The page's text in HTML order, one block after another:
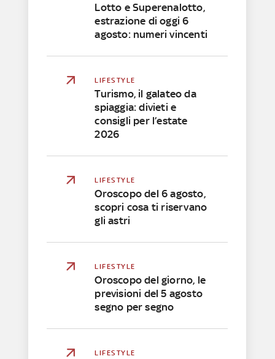
Lotto e Superenalotto,
estrazione di oggi 6
agosto: numeri vincenti
LIFESTYLE
Turismo, il galateo da
spiaggia: divieti e
consigli per l’estate
2026
LIFESTYLE
Oroscopo del 6 agosto,
scopri cosa ti riservano
gli astri
LIFESTYLE
Oroscopo del giorno, le
previsioni del 5 agosto
segno per segno
LIFESTYLE